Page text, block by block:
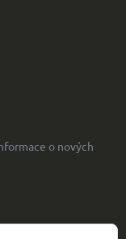
o nových